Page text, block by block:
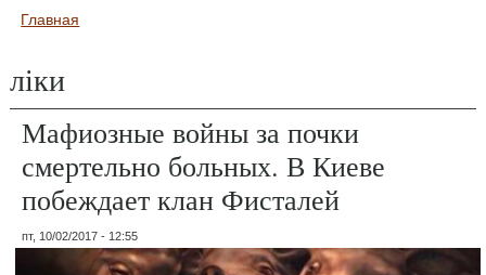
Вы здесь
Главная
ліки
Мафиозные войны за почки
смертельно больных. В Киеве
побеждает клан Фисталей
пт, 10/02/2017 - 12:55